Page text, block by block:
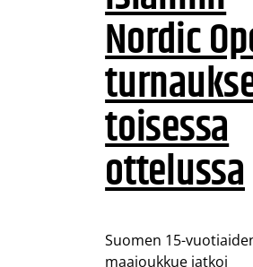
Nordic
toisessa
ottelussa
Suomen 15-
maajoukkue jatkoi